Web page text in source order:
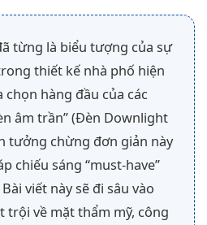
từng là biểu tượng của sự
thiết kế nhà phố hiện
chọn hàng đầu của các
âm trần” (Đèn Downlight
tưởng chừng đơn giản này
chiếu sáng “must-have”
viết này sẽ đi sâu vào
về mặt thẩm mỹ, công